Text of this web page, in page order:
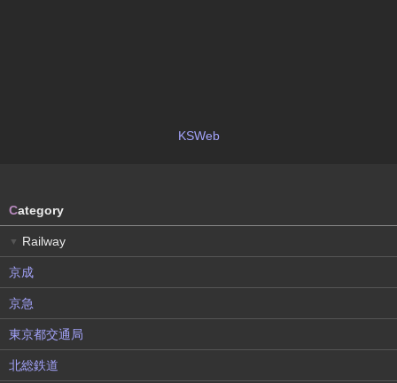
KSWeb
Category
▼ Railway
京成
京急
東京都交通局
北総鉄道